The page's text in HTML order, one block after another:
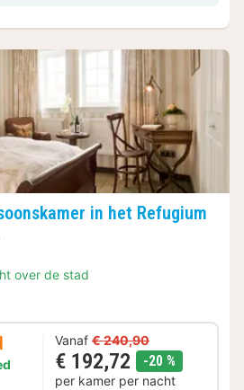
in het Refugium
over de stad
Vanaf € 240,90
€ 192,72 -20 %
per kamer per nacht